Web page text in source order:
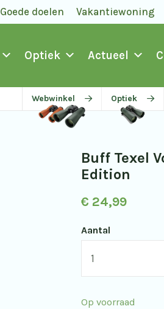
Goede doelen Vakantiewoning
Optiek Actueel
Webwinkel Optiek
Buff Texel
Edition
€ 24,99
Aantal
Op voorraad